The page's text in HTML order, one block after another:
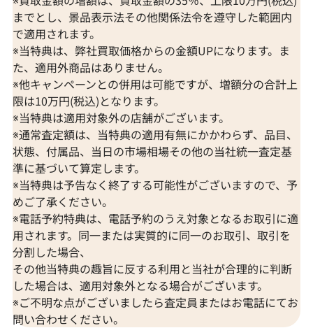
までとし、景品表示法その他関係法令を遵守した範囲内
で適用されます。
※当特典は、弊社買取価格からの金額UPになります。ま
た、適用外商品はありません。
※他キャンペーンとの併用は可能ですが、増額分の合計上
限は10万円(税込)となります。
※当特典は適用対象外の店舗がございます。
※通常査定額は、当特典の適用有無にかかわらず、品目、
状態、付属品、当日の市場相場その他の当社統一査定基
準に基づいて算定します。
※当特典は予告なく終了する可能性がございますので、予
めご了承ください。
※電話予約特典は、電話予約のうえ対象となるお取引に適
用されます。同一または実質的に同一のお取引、取引を
分割した場合、
その他当特典の趣旨に反する利用と当社が合理的に判断
した場合は、適用対象外となる場合がございます。
※ご不明な点がございましたら査定員またはお電話にてお
問い合わせください。